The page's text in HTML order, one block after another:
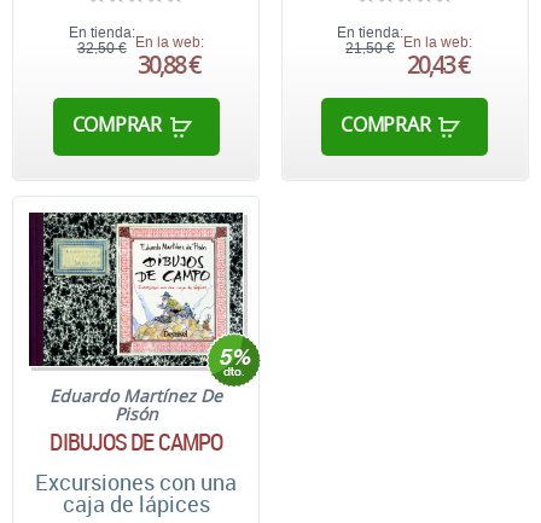
En tienda:
32,50 € En la web:
30,88 €
COMPRAR
En tienda:
21,50 €
En la web:
20,43 €
COMPRAR
Eduardo Martínez De
Pisón
DIBUJOS DE CAMPO
Excursiones con una
caja de lápices